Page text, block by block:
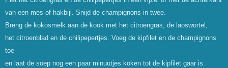
van een mes of hakbijl. Snijd de champignons in twee.
Breng de kokosmelk aan de kook met het citroengras, de laoswortel,
het citroenblad en de chilipepertjes. Voeg de kipfilet en de champignons
toe
en laat de soep nog een paar minuutjes koken tot de kipfilet gaar is.